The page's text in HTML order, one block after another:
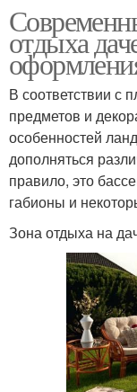
отдыха
В соответствии с
предметов и
особенностей
дополняться
правило, это
габионы и
Зона отдыха на